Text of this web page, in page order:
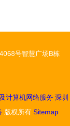
号智慧广场B栋
计算机网络服务 深圳
版权所有 Sitemap